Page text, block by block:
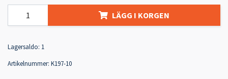
LÄGG I KORGEN
Lagersaldo: 1
Artikelnummer: K197-10